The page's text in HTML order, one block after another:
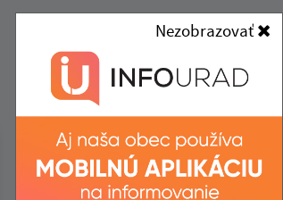
Nezobrazovať